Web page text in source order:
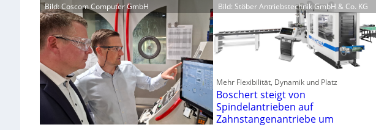
Bild: Coscom Computer GmbH Bild: Stöber Antriebstechnik GmbH & Co. KG
Mehr Flexibilität, Dynamik und Platz
Boschert steigt von
Spindelantrieben auf
Zahnstangenantriebe um